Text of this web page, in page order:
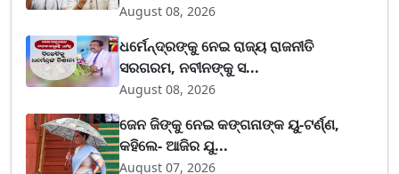
August 08, 2026
ଧର୍ମେନ୍ଦ୍ରଙ୍କୁ ନେଇ ରାଜ୍ୟ ରାଜନୀତି
ସରଗରମ, ନବୀନଙ୍କୁ ସ...
August 08, 2026
ଜେନ ଜିଙ୍କୁ ନେଇ କଙ୍ଗନାଙ୍କ ୟୁ-ଟର୍ଣ୍ଣ,
କହିଲେ- ଆଜିର ଯୁ...
August 07, 2026